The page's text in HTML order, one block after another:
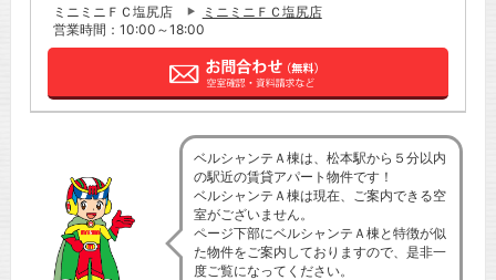
ミニミニＦＣ塩尻店
ミニミニＦＣ塩尻店
営業時間：10:00～18:00
ベルシャンテＡ棟は、松本駅から５分以内
の駅近の賃貸アパート物件です！
ベルシャンテＡ棟は現在、ご案内できる空
室がございません。
ページ下部にベルシャンテＡ棟と特徴が似
た物件をご案内しておりますので、是非一
度ご覧になってください。